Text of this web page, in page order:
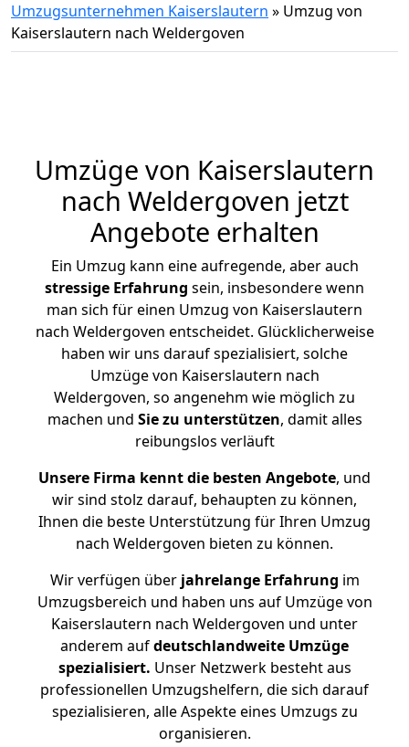
Umzugsunternehmen Kaiserslautern » Umzug von
Kaiserslautern nach Weldergoven
Umzüge von Kaiserslautern
nach Weldergoven jetzt
Angebote erhalten
Ein Umzug kann eine aufregende, aber auch
stressige Erfahrung sein, insbesondere wenn
man sich für einen Umzug von Kaiserslautern
nach Weldergoven entscheidet. Glücklicherweise
haben wir uns darauf spezialisiert, solche
Umzüge von Kaiserslautern nach
Weldergoven, so angenehm wie möglich zu
machen und Sie zu unterstützen, damit alles
reibungslos verläuft
Unsere Firma kennt die besten Angebote, und
wir sind stolz darauf, behaupten zu können,
Ihnen die beste Unterstützung für Ihren Umzug
nach Weldergoven bieten zu können.
Wir verfügen überjahrelange Erfahrung im
Umzugsbereich und haben uns auf Umzüge von
Kaiserslautern nach Weldergoven und unter
anderem aufdeutschlandweite Umzüge
spezialisiert. Unser Netzwerk besteht aus
professionellen Umzugshelfern, die sich darauf
spezialisieren, alle Aspekte eines Umzugs zu
organisieren.